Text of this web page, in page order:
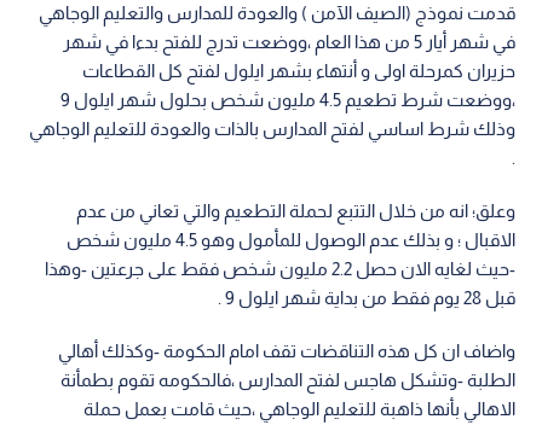
قدمت نموذج (الصيف الآمن ) والعودة للمدارس والتعليم الوجاهي
في شهر أيار 5 من هذا العام ،ووضعت تدرج للفتح بدءا في شهر
حزيران كمرحلة اولى و أنتهاء بشهر ايلول لفتح كل القطاعات
،ووضعت شرط تطعيم 4.5 مليون شخص بحلول شهر ايلول 9
وذلك شرط اساسي لفتح المدارس بالذات والعودة للتعليم الوجاهي
وعلق؛ انه من خلال التتبع لحملة التطعيم والتي تعاني من عدم
الاقبال ؛ و بذلك عدم الوصول للمأمول وهو 4.5 مليون شخص
-حيث لغايه الان حصل 2.2 مليون شخص فقط على جرعتين -وهذا
قبل 28 يوم فقط من بداية شهر ايلول 9 .
واضاف ان كل هذه التناقضات تقف امام الحكومة -وكذلك أهالي
الطلبة -وتشكل هاجس لفتح المدارس ،فالحكومه تقوم بطمأنة
الاهالي بأنها ذاهبة للتعليم الوجاهي ،حيث قامت بعمل حملة